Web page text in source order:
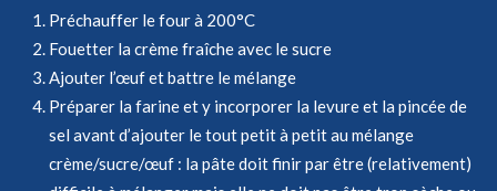
Préchauffer le four à 200°C
Fouetter la crème fraîche avec le sucre
Ajouter l’œuf et battre le mélange
Préparer la farine et y incorporer la levure et la pincée de
sel avant d’ajouter le tout petit à petit au mélange
crème/sucre/œuf : la pâte doit finir par être (relativement)